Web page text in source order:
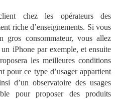
chez les opérateurs des
riche d’enseignements. Si vous
gros consommateur, vous allez
iPhone par exemple, et ensuite
les meilleures conditions
pour ce type d’usager appartient
d’un observatoire des usages
pour proposer des produits